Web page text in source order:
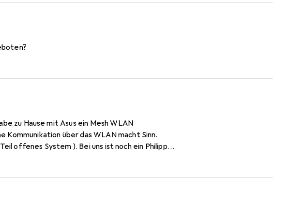
über das WLAN macht Sinn.
offenes System ). Bei uns ist noch ein Philipps